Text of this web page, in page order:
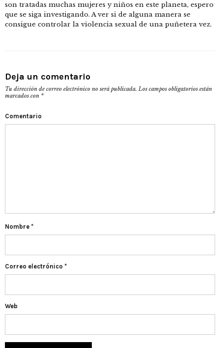
son tratadas muchas mujeres y niños en este planeta, espero
que se siga investigando. A ver si de alguna manera se
consigue controlar la violencia sexual de una puñetera vez.
Deja un comentario
Tu dirección de correo electrónico no será publicada. Los campos obligatorios están
marcados con *
Comentario
Nombre *
Correo electrónico *
Web